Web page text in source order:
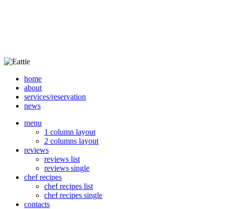
home
about
services/reservation
news
menu
1 column layout
2 columns layout
reviews
reviews list
reviews single
chef recipes
chef recipes list
chef recipes single
contacts